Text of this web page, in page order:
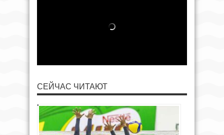
СЕЙЧАС ЧИТАЮТ